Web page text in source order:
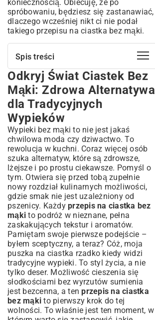
koniecznością. Obiecuję, że po
spróbowaniu, będziesz się zastanawiać,
dlaczego wcześniej nikt ci nie podał
takiego przepisu na ciastka bez mąki.
Spis treści
Odkryj Świat Ciastek Bez Mąki: Zdrowa
Alternatywa dla Tradycyjnych Wypieków
Dlaczego Warto Wybrać Ciastka Bez
Mąki? Korzyści i Zalety
Bezglutenowe i Lżejsze: Idealne dla
Wrażliwych Układów Pokarmowych
Bogactwo Smaku i Wartości Odżywczych:
Odżywiaj Się ze Smakiem
Kluczowe Składniki Ciastek Bez Mąki:
Co Zastępuje Tradycyjną Mąkę?
Popularne Zamienniki Mąki: Orzechy,
Nasiona i Płatki Owsiane
Spoiwa i Substancje Słodzące: Czym
Wiązać i Słodzić Ciastka?
Przepis na Ciastka Bez Mąki: Prosta
Droga do Pysznych Wypieków
Składniki na Podstawowy Przepis
Instrukcja Krok po Kroku: Jak
Przygotować Ciastka Bez Problemu
Sekret Idealnej Konsystencji: Wskazówki i
Triki Kulinarne
Kreatywne Wariacje Ciastek Bez Mąki:
Od Klasyki po Egzotykę
Ciastka Czekoladowe Bez Mąki:
Odkryj Świat Ciastek Bez
Mąki: Zdrowa Alternatywa
dla Tradycyjnych
Wypieków
Wypieki bez mąki to nie jest jakaś
chwilowa moda czy dziwactwo. To
rewolucja w kuchni. Coraz więcej osób
szuka alternatyw, które są zdrowsze,
lżejsze i po prostu ciekawsze. Pomyśl o
tym. Otwiera się przed tobą zupełnie
nowy rozdział kulinarnych możliwości,
gdzie smak nie jest uzależniony od
pszenicy. Każdy przepis na ciastka bez
mąki to podróż w nieznane, pełna
zaskakujących tekstur i aromatów.
Pamiętam swoje pierwsze podejście –
byłem sceptyczny, a teraz? Cóż, moja
puszka na ciastka rzadko kiedy widzi
tradycyjne wypieki. To styl życia, a nie
tylko deser. Możliwość cieszenia się
słodkościami bez wyrzutów sumienia
jest bezcenna, a tenprzepis na ciastka
bez mąki to pierwszy krok do tej
wolności. To właśnie jest ten moment, w